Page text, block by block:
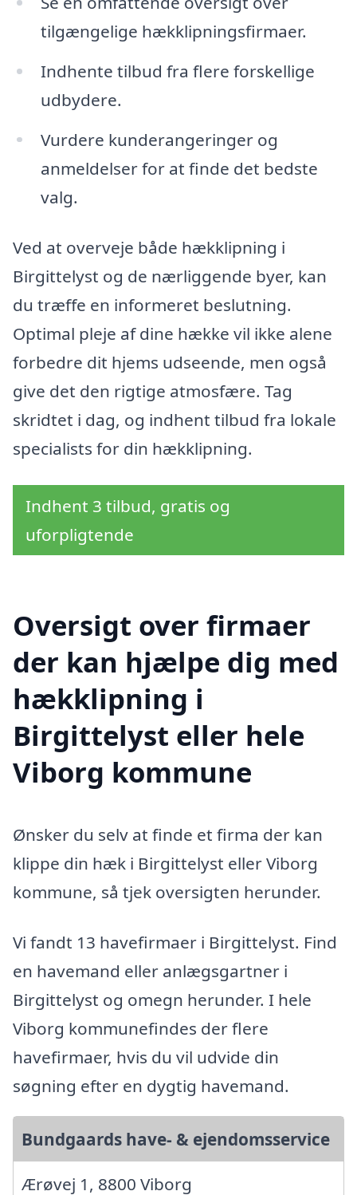
tilgængelige hækklipningsfirmaer.
Indhente tilbud fra flere forskellige
udbydere.
Vurdere kunderangeringer og
anmeldelser for at finde det bedste
valg.
Ved at overveje både hækklipning i
Birgittelyst og de nærliggende byer, kan
du træffe en informeret beslutning.
Optimal pleje af dine hække vil ikke alene
forbedre dit hjems udseende, men også
give det den rigtige atmosfære. Tag
skridtet i dag, og indhent tilbud fra lokale
specialists for din hækklipning.
Indhent 3 tilbud, gratis og
uforpligtende
Oversigt over firmaer
der kan hjælpe dig med
hækklipning i
Birgittelyst eller hele
Viborg kommune
Ønsker du selv at finde et firma der kan
klippe din hæk i Birgittelyst eller Viborg
kommune, så tjek oversigten herunder.
Vi fandt 13 havefirmaer i Birgittelyst. Find
en havemand eller anlægsgartner i
Birgittelyst og omegn herunder. I hele
Viborg kommunefindes der flere
havefirmaer, hvis du vil udvide din
søgning efter en dygtig havemand.
Bundgaards have- & ejendomsservice
Ærøvej 1, 8800 Viborg